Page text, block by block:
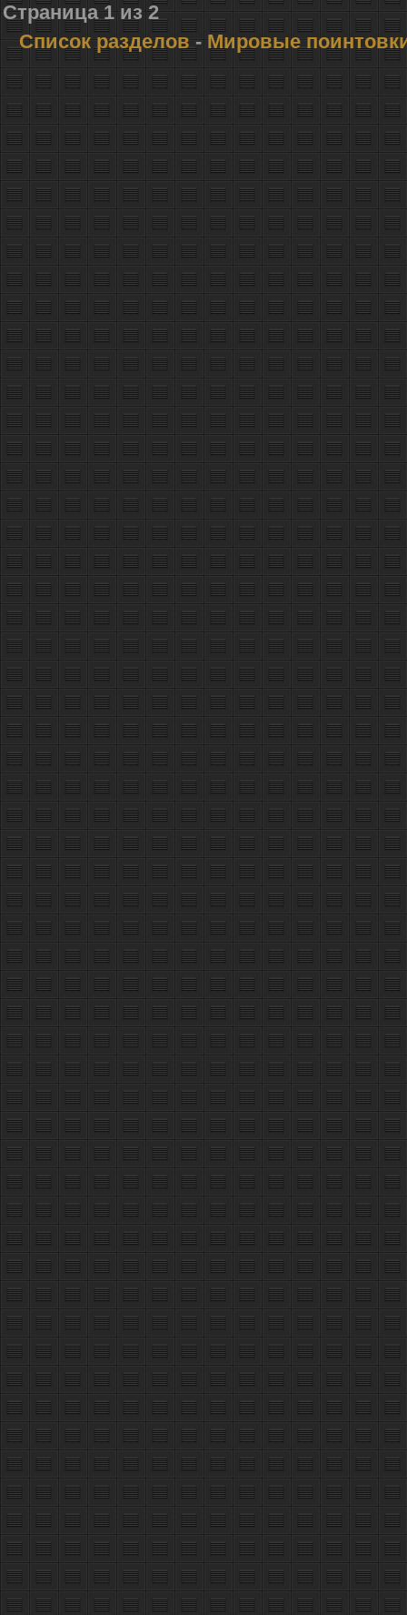
Страница 1 из 2
Список разделов- Мировые